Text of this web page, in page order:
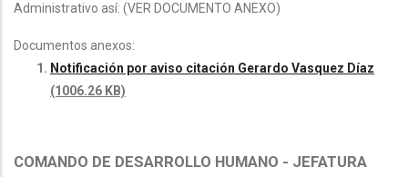
Administrativo así: (VER DOCUMENTO ANEXO)
Documentos anexos:
Notificación por aviso citación Gerardo Vasquez Díaz
(1006.26 KB)
COMANDO DE DESARROLLO HUMANO - JEFATURA